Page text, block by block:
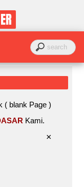
( blank Page )
Kami.
×